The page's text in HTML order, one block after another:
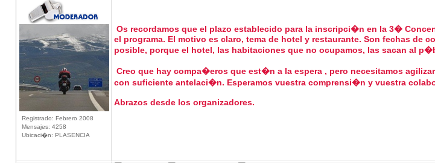
Registrado: Febrero 2008
Mensajes: 4258
Ubicaci�n: PLASENCIA
Os recordamos que el plazo establecido para la inscripci�n en la 3�
el programa. El motivo es claro, tema de hotel y restaurante. Son fechas de
posible, porque el hotel, las habitaciones que no ocupamos, las sacan al
Creo que hay compa�eros que est�n a la espera , pero necesitamos
con suficiente antelaci�n. Esperamos vuestra comprensi�n y vuestra
Abrazos desde los organizadores.